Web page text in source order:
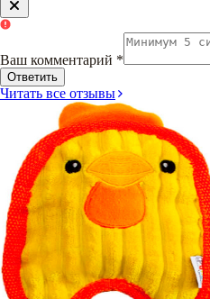
Ваш комментарий *
Ответить
Читать все отзывы